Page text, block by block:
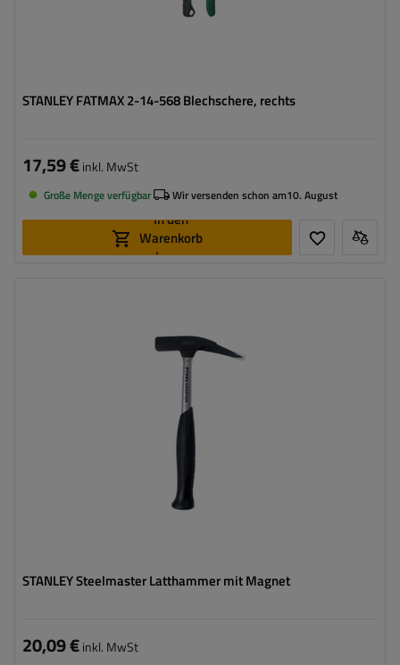
STANLEY FATMAX 2-14-568 Blechschere, rechts
17,59 €inkl. MwSt
Große Menge verfügbar Wir versenden schon am10. August
In den
Warenkorb
legen
STANLEY Steelmaster Latthammer mit Magnet
20,09 €inkl. MwSt